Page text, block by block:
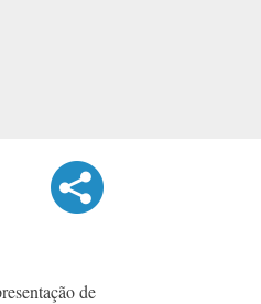
de